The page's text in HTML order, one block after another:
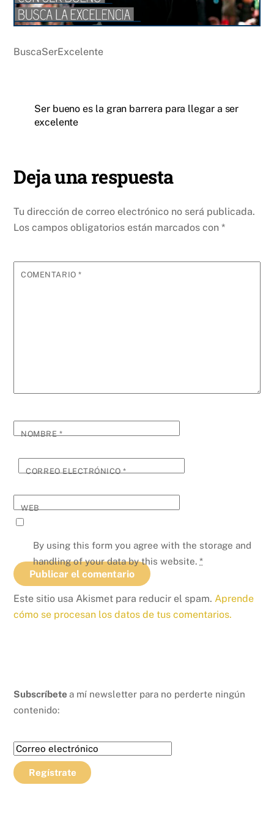
BuscaSerExcelente
Ser bueno es la gran barrera para llegar a ser
excelente
Deja una respuesta
Tu dirección de correo electrónico no será publicada.
Los campos obligatorios están marcados con*
COMENTARIO*
NOMBRE*
CORREO ELECTRÓNICO*
WEB
By using this form you agree with the storage and
handling of your data by this website.*
Este sitio usa Akismet para reducir el spam.Aprende
cómo se procesan los datos de tus comentarios.
Subscríbete a mí newsletter para no perderte ningún
contenido: